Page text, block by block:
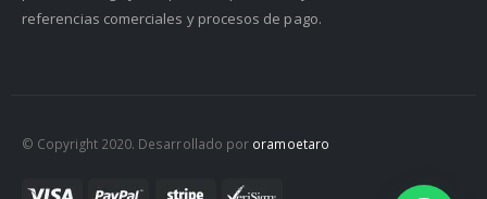
referencias comerciales y procesos de pago.
© Copyright 2020. Desarrollado por oramoetaro